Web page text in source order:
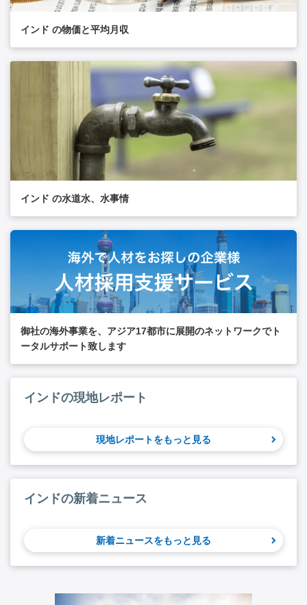
インド の物価と平均月収
インド の水道水、水事情
御社の海外事業を、アジア17都市に展開のネットワークでト
ータルサポート致します
インドの現地レポート
現地レポートをもっと見る
インドの新着ニュース
新着ニュースをもっと見る